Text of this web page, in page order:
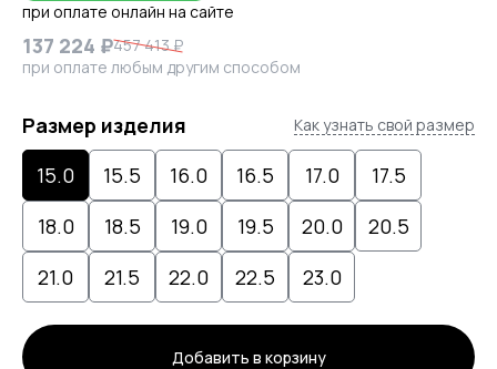
при оплате онлайн на сайте
137 224 ₽457 413 ₽
при оплате любым другим способом
Размер изделия Как узнать свой размер
15.0 15.5 16.0 16.5 17.0
17.5
18.0
18.5 19.0 19.5 20.0
20.5
21.0
21.5 22.0 22.5 23.0
Добавить в корзину